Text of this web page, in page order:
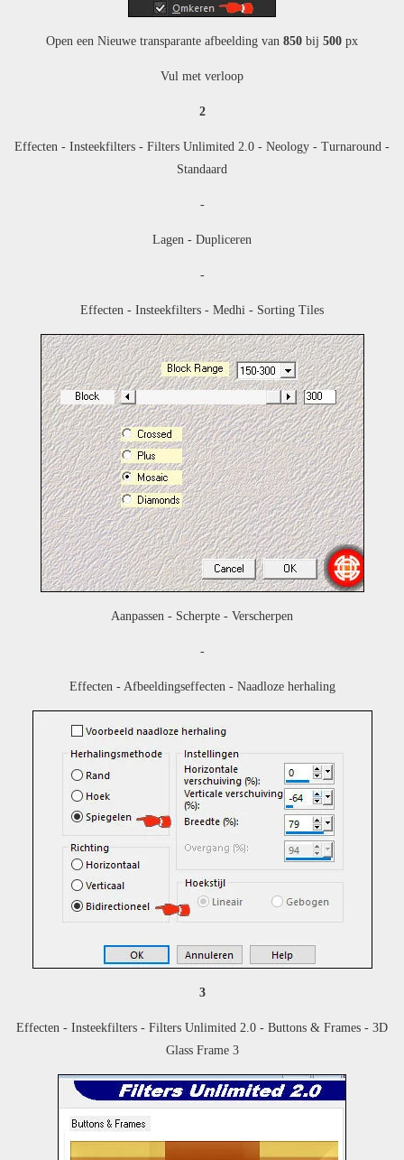
Open een Nieuwe transparante afbeelding van 850 bij 500 px
Vul met verloop
2
Effecten - Insteekfilters - Filters Unlimited 2.0 - Neology - Turnaround -
Standaard
-
Lagen - Dupliceren
-
Effecten - Insteekfilters - Medhi - Sorting Tiles
Aanpassen - Scherpte - Verscherpen
-
Effecten - Afbeeldingseffecten - Naadloze herhaling
3
Effecten - Insteekfilters - Filters Unlimited 2.0 - Buttons & Frames - 3D
Glass Frame 3